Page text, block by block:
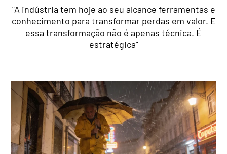
"A indústria tem hoje ao seu alcance ferramentas e
conhecimento para transformar perdas em valor. E
essa transformação não é apenas técnica. É
estratégica"